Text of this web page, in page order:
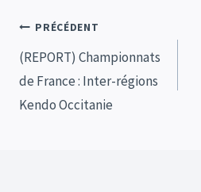
Navigation
de
l’article
PRÉCÉDENT
(REPORT) Championnats
de France : Inter-régions
Kendo Occitanie